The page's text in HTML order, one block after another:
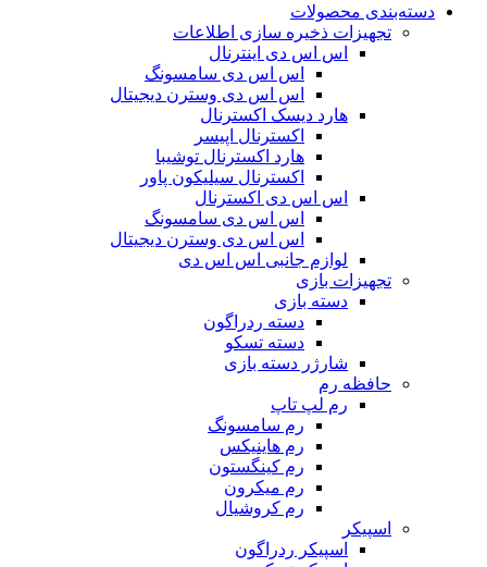
دسته‌بندی محصولات
تجهیزات ذخیره سازی اطلاعات
اس اس دی اینترنال
اس اس دی سامسونگ
اس اس دی وسترن دیجیتال
هارد دیسک اکسترنال
اکسترنال اپیسر
هارد اکسترنال توشیبا
اکسترنال سیلیکون پاور
اس اس دی اکسترنال
اس اس دی سامسونگ
اس اس دی وسترن دیجیتال
لوازم جانبی اس اس دی
تجهیزات بازی
دسته بازی
دسته ردراگون
دسته تسکو
شارژر دسته بازی
حافظه رم
رم لپ تاپ
رم سامسونگ
رم هاینیکس
رم کینگستون
رم میکرون
رم کروشیال
اسپیکر
اسپیکر ردراگون